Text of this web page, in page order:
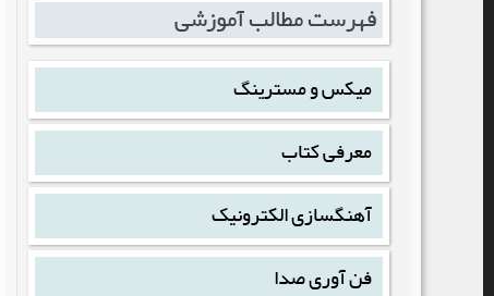
فهرست مطالب آموزشی
میکس و مسترینگ
معرفی کتاب
آهنگسازی الکترونیک
فن آوری صدا